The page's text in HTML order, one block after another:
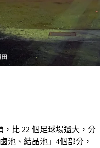
比 22 個足球場還大，分
池、結晶池」4個部分，